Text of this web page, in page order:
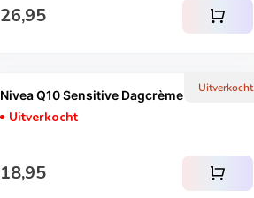
Normale prijs
26,95 shopping_cart
Uitverkocht
Nivea Q10 Sensitive Dagcrème - 50 ml
Uitverkocht
Normale prijs
18,95 shopping_cart